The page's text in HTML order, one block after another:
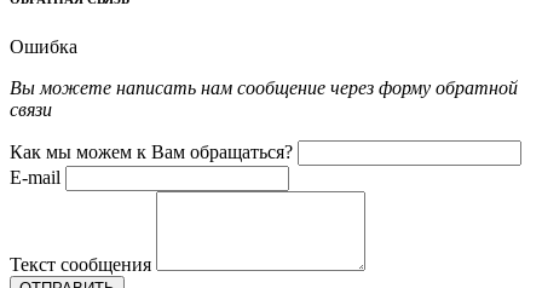
Ошибка
Вы можете написать нам сообщение через форму обратной
связи
Как мы можем к Вам обращаться?
E-mail
Текст сообщения